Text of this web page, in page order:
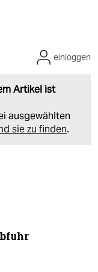
Artikel ist
ausgewählten
sie zu finden.
einloggen